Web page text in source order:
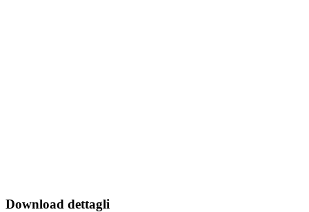
Download dettagli